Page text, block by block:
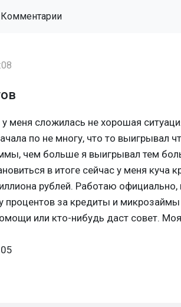
Комментарии
у меня сложилась не хорошая
по не многу, что то выигрывал
чем больше я выигрывал тем
в итоге сейчас у меня куча
рублей. Работаю официально,
процентов за кредиты и микрозаймы
или кто-нибудь даст совет.